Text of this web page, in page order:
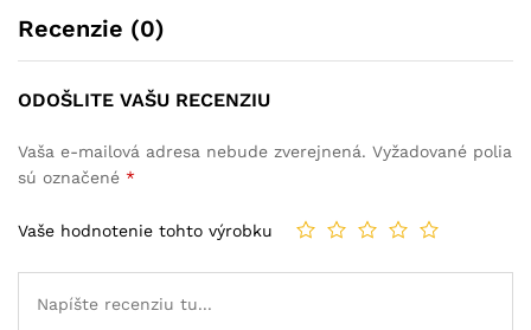
Recenzie (0)
ODOŠLITE VAŠU RECENZIU
Vaša e-mailová adresa nebude zverejnená. Vyžadované polia
sú označené *
Vaše hodnotenie tohto výrobku